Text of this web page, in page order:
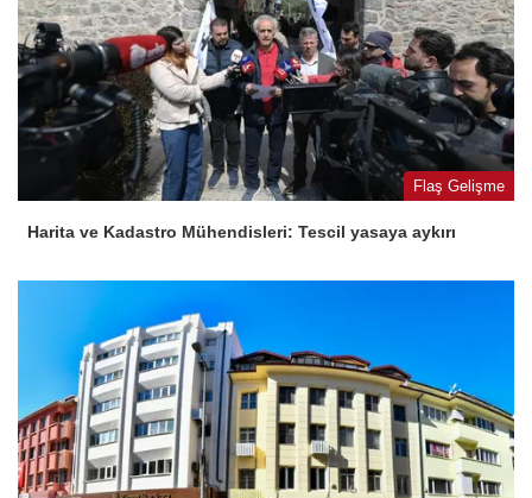
Flaş Gelişme
Harita ve Kadastro Mühendisleri: Tescil yasaya aykırı